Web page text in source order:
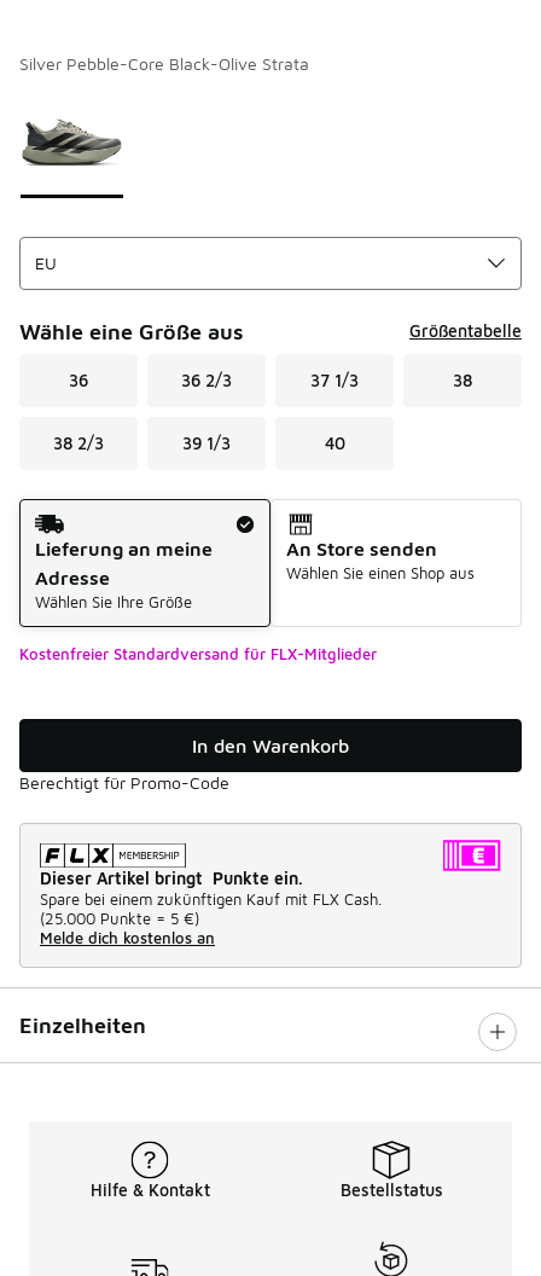
Silver Pebble-Core Black-Olive Strata
Wähle eine Größe aus Größentabelle
36 36 2/3 37 1/3 38
38 2/3 39 1/3 40
Versandart
Lieferung an meine
Adresse
Wählen Sie Ihre Größe
An Store senden
Wählen Sie einen Shop aus
Kostenfreier Standardversand für FLX-Mitglieder
In den Warenkorb
Berechtigt für Promo-Code
Dieser Artikel bringt Punkte ein.
Spare bei einem zukünftigen Kauf mit FLX Cash.
(25.000 Punkte = 5 €)
Melde dich kostenlos an
Einzelheiten
Hilfe & Kontakt Bestellstatus